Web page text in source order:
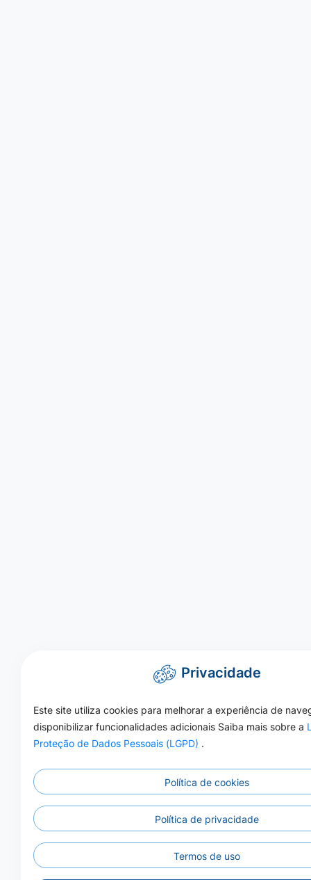
Privacidade
Este site utiliza cookies para melhorar a experiência de
disponibilizar funcionalidades adicionais Saiba mais sobre a
Proteção de Dados Pessoais (LGPD) .
Política de cookies
Política de privacidade
Termos de uso